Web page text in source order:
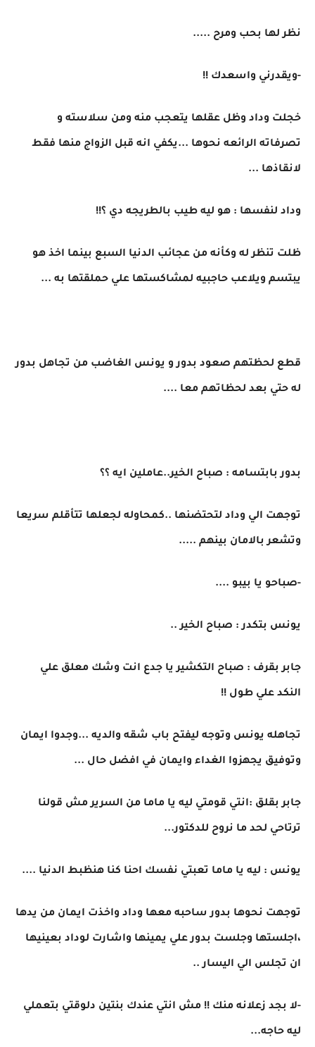
نظر لها بحب ومرح .....
-ويقدرني واسعدك !!
خجلت وداد وظل عقلها يتعجب منه ومن سلاسته و
تصرفاته الرائعه نحوها ...يكفي انه قبل الزواج منها فقط
لانقاذها ...
وداد لنفسها : هو ليه طيب بالطريجه دي ؟!!
ظلت تنظر له وكأنه من عجائب الدنيا السبع بينما اخذ هو
يبتسم ويلاعب حاجبيه لمشاكستها علي حملقتها به ...
قطع لحظتهم صعود بدور و يونس الغاضب من تجاهل بدور
له حتي بعد لحظاتهم معا ....
بدور بابتسامه : صباح الخير..عاملين ايه ؟؟
توجهت الي وداد لتحتضنها ..كمحاوله لجعلها تتأقلم سريعا
وتشعر بالامان بينهم .....
-صباحو يا بيبو ....
يونس بتكدر : صباح الخير ..
جابر بقرف : صباح التكشير يا جدع انت وشك معلق علي
النكد علي طول !!
تجاهله يونس وتوجه ليفتح باب شقه والديه ...وجدوا ايمان
وتوفيق يجهزوا الغداء وايمان في افضل حال ...
جابر بقلق :انتي قومتي ليه يا ماما من السرير مش قولنا
ترتاحي لحد ما نروح للدكتور...
يونس : ليه يا ماما تعبتي نفسك احنا كنا هنظبط الدنيا ....
توجهت نحوها بدور ساحبه معها وداد واخذت ايمان من يدها
،اجلستها وجلست بدور علي يمينها واشارت لوداد بعينيها
ان تجلس الي اليسار ..
-لا بجد زعلانه منك !! مش انتي عندك بنتين دلوقتي بتعملي
ليه حاجه...